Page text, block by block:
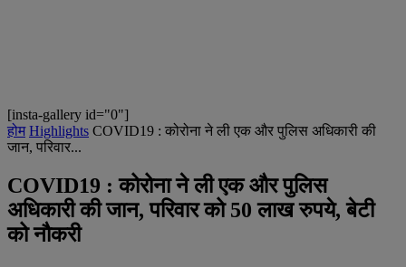
[insta-gallery id="0"]
होम Highlights COVID19 : कोरोना ने ली एक और पुलिस अधिकारी की
जान, परिवार...
COVID19 : कोरोना ने ली एक और पुलिस
अधिकारी की जान, परिवार को 50 लाख रुपये, बेटी
को नौकरी